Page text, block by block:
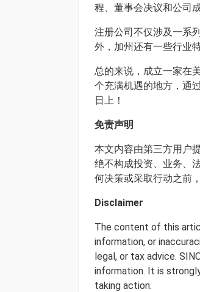
程、董事会决议和公司
注册公司不仅涉及一系
外，加州还有一些行业
总的来说，成立一家在
个充满机遇的地方，通
日上！
免责声明
本文内容由第三方用户
绝不构成投资、业务、
何决策或采取行动之前
Disclaimer
The content of this
information, or
legal, or tax advice.
information. It is
taking action.